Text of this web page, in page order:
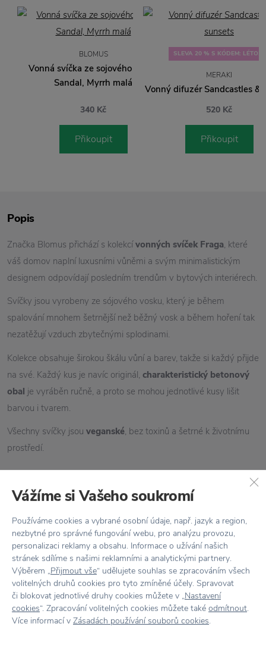
Popis
Značka Blomus přichází s kolekcívonných svíček Fraga, které
váš domov naplní luxusními vůněmi a svým minimalistickým
designem odpovídají posledním trendům v bytových interiérech.
Svíčky jsou vyrobeny ze sójového vosku, který je během
spalování mnohem šetrnější než běžný vosk a během hoření tak
nezatěžují vzduch zbytečnými splodinami.
Kolekce obsahuje širokou škálu vůní a barev, takže si každý přijde
na své. Každý kus je navíc originál, charakteristický betonový
obal je vyráběn ručně, a proto se mohou jednotlivé kusy lišit
barvou i tvarem.
Všechny svíčky jsou veganské, bez toxinů a šetrné k životnímu
prostředí.
Vlastnosti
Kód produktu 65653
EAN 4008832656538
Barva
Doba hoření 24 hodin
BLOMUS
Vonná svíčka ze sojového vosku
Sandal, Myrrh malá
340 Kč
Přikoupit
SLEVA 20 % S KÓDEM: LÉTO20
MERAKI
Vonný difuzér Sandcastles &
520 Kč
Přikoupit
Vážíme si Vašeho soukromí
Používáme cookies a vybrané osobní údaje, např. jazyk a region,
nezbytné pro správné fungování webu, pro analýzu provozu,
personalizaci reklamy a obsahu. Informace o užívání našich
stránek sdílíme s našimi reklamními a analytickými partnery.
Výběrem „Přijmout vše“ udělujete souhlas se zpracováním všech
volitelných druhů cookies pro tyto zmíněné účely. Spravovat
či blokovat jednotlivé druhy cookies můžete v „Nastavení
cookies“. Zpracování volitelných cookies můžete také odmítnout.
Více informací v Zásadách používání souborů cookies.